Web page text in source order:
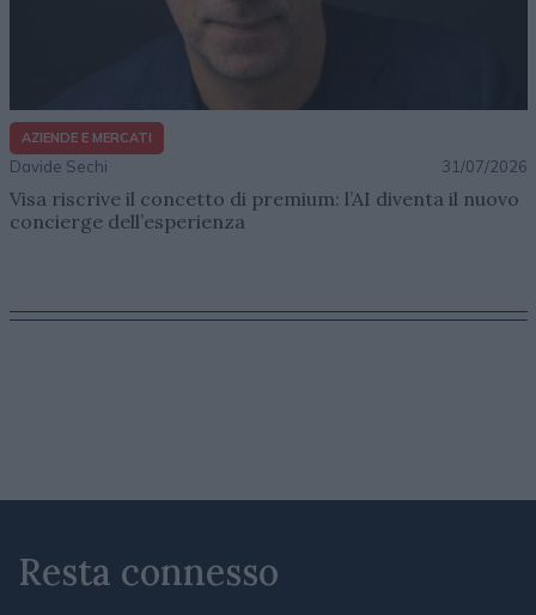
AZIENDE E MERCATI
Davide Sechi 31/07/2026
Visa riscrive il concetto di premium: l’AI diventa il nuovo
concierge dell’esperienza
Resta connesso